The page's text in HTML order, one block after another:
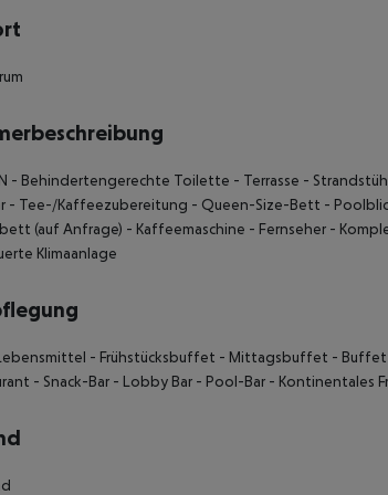
- Behindertengerechte Toilette - Terrasse -
- Tee-/Kaffeezubereitung - Queen-Size-Bett -
(auf Anfrage) - Kaffeemaschine - Fernseher -
Klimaanlage
- Frühstücksbuffet - Mittagsbuffet - Buffet
- Snack-Bar - Lobby Bar - Pool-Bar - Kontinentales